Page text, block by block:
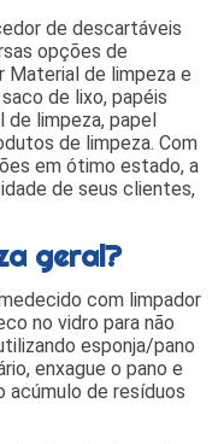
de descartáveis
opções de
Material de limpeza e
de lixo, papéis
limpeza, papel
de limpeza. Com
em ótimo estado, a
de seus clientes,
geral?
com limpador
no vidro para não
esponja/pano
enxague o pano e
acúmulo de resíduos